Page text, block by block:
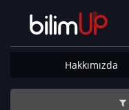
Hakkımızda